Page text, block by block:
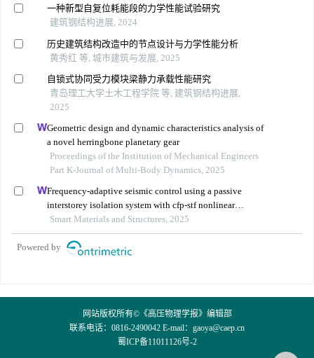
一种新型自复位耗能段的力学性能试验研究
建筑钢结构进展, 2024
历史建筑结构改造中的节点设计与力学性能分析
黄秀红 等, 城市建筑与发展, 2025
自锁式协同受力模块梁静力承载性能研究
青岛理工大学土木工程学院 等, 建筑钢结构进展,
2025
Geometric design and dynamic characteristics analysis of
a novel herringbone planetary gear
Proceedings of the Institution of Mechanical Engineers
Part K-Journal of Multi-Body Dynamics, 2025
Frequency-adaptive seismic control using a passive
interstorey isolation system with cfp-stf nonlinear
damping
Smart Materials and Structures, 2025
Powered by
网站版权所有©《高压物理学报》编辑部
联系电话：0816-2490042 E-mail： gaoya@caep.cn
蜀ICP备11011126号-2